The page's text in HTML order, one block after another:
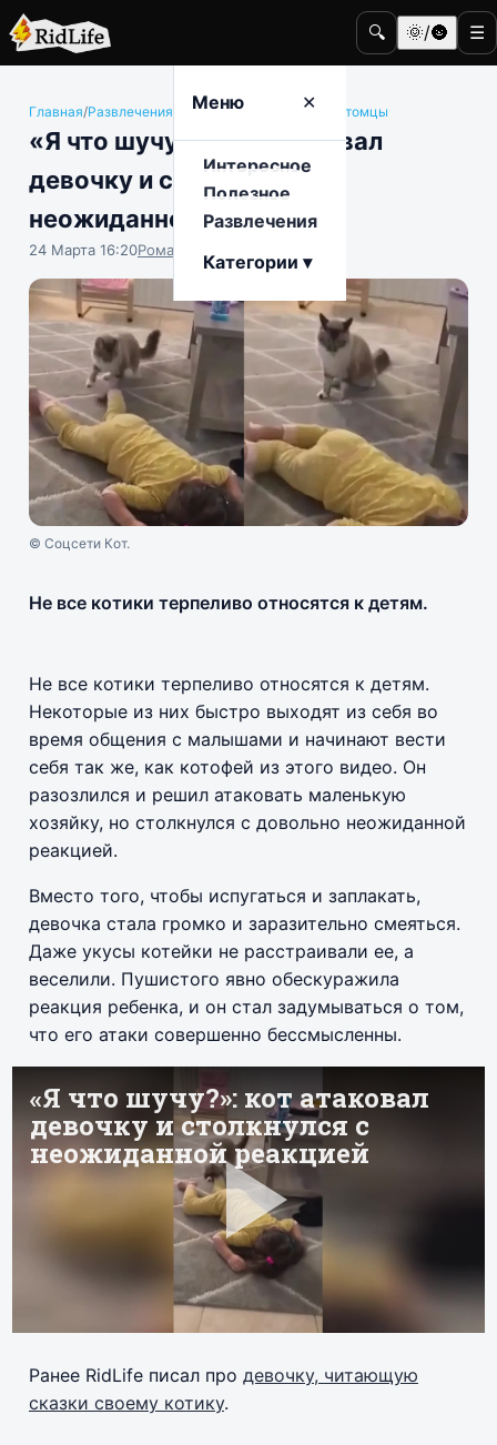
🔍 🌞/🌚 ☰
Меню ✕
Интересное
Полезное
Развлечения
Категории ▾
Главная/Развлечения Животные и домашние питомцы
«Я что шучу?»: кот атаковал
девочку и столкнулся с
неожиданной реакцией
24 Марта 16:20Роман Чистоляпов
© Соцсети Кот.
Не все котики терпеливо относятся к детям.
Не все котики терпеливо относятся к детям.
Некоторые из них быстро выходят из себя во
время общения с малышами и начинают вести
себя так же, как котофей из этого видео. Он
разозлился и решил атаковать маленькую
хозяйку, но столкнулся с довольно неожиданной
реакцией.
Вместо того, чтобы испугаться и заплакать,
девочка стала громко и заразительно смеяться.
Даже укусы котейки не расстраивали ее, а
веселили. Пушистого явно обескуражила
реакция ребенка, и он стал задумываться о том,
что его атаки совершенно бессмысленны.
Ранее RidLife писал про девочку, читающую
сказки своему котику.